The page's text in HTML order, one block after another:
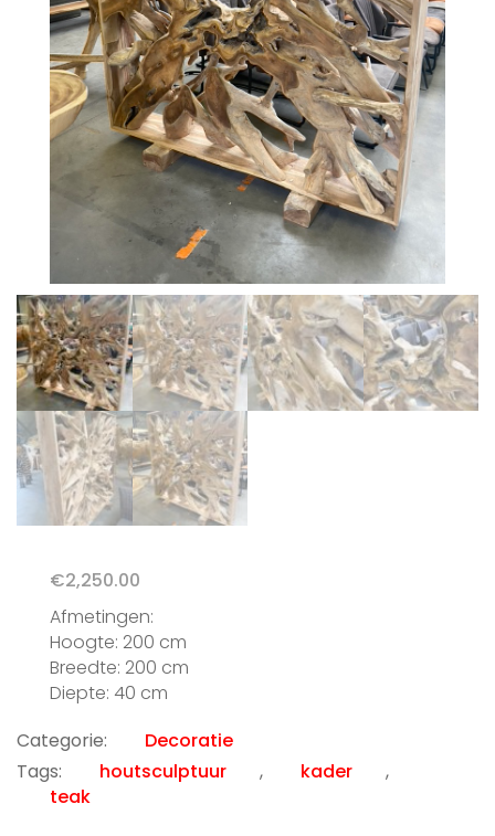
€2,250.00
Afmetingen:
Hoogte: 200 cm
Breedte: 200 cm
Diepte: 40 cm
Categorie:
Decoratie
Tags:
houtsculptuur , kader
,
teak